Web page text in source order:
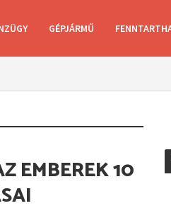
GÉPJÁRMŰ
EMBEREK 10